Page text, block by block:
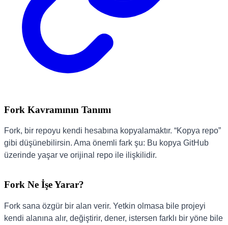
Fork Kavramının Tanımı
Fork, bir repoyu kendi hesabına kopyalamaktır. “Kopya repo”
gibi düşünebilirsin. Ama önemli fark şu: Bu kopya GitHub
üzerinde yaşar ve orijinal repo ile ilişkilidir.
Fork Ne İşe Yarar?
Fork sana özgür bir alan verir. Yetkin olmasa bile projeyi
kendi alanına alır, değiştirir, dener, istersen farklı bir yöne bile